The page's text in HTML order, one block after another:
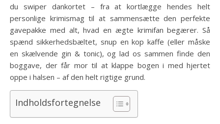
du swip­er dankortet – fra at kortlægge hendes helt
personlige krimismag til at sammensætte den perfekte
gavepakke med alt, hvad en ægte krimifan begærer. Så
spænd sikkerhedsbæltet, snup en kop kaffe (eller måske
en skælvende gin & tonic), og lad os sammen finde den
boggave, der får mor til at klappe bogen i med hjertet
oppe i halsen – af den helt rigtige grund.
Indholdsfortegnelse